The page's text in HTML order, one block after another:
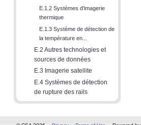
E.1.2 Systèmes d’imagerie
thermique
E.1.3 Système de détection de
la température en...
E.2 Autres technologies et
sources de données
E.3 Imagerie satellite
E.4 Systèmes de détection
de rupture des rails